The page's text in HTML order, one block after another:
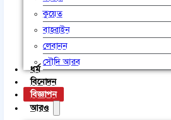
কুয়েত
বাহরাইন
লেবানন
সৌদি আরব
ধর্ম
বিনোদন
বিজ্ঞাপন
আরও